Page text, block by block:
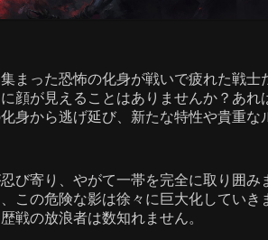
まった恐怖の化身が戦いで疲れた戦士
顔が見えることはありませんか？あれ
身から逃げ延び、新たな特性や貴重な
び寄り、やがて一帯を完全に取り囲み
この危険な影は徐々に巨大化していき
戦の放浪者は数知れません。